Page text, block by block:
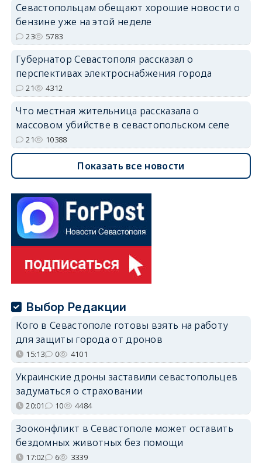
Севастопольцам обещают хорошие новости о
бензине уже на этой неделе
23 5783
Губернатор Севастополя рассказал о
перспективах электроснабжения города
21 4312
Что местная жительница рассказала о
массовом убийстве в севастопольском селе
21 10388
Показать все новости
Выбор Редакции
Кого в Севастополе готовы взять на работу
для защиты города от дронов
15:13 0 4101
Украинские дроны заставили севастопольцев
задуматься о страховании
20:01 10 4484
Зооконфликт в Севастополе может оставить
бездомных животных без помощи
17:02 6 3339